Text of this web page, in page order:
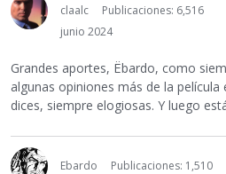
claalc
Publicaciones: 6,516
junio 2024
Grandes aportes, Ëbardo, como
algunas opiniones más de la
dices, siempre elogiosas. Y luego
Ebardo
Publicaciones: 1,510